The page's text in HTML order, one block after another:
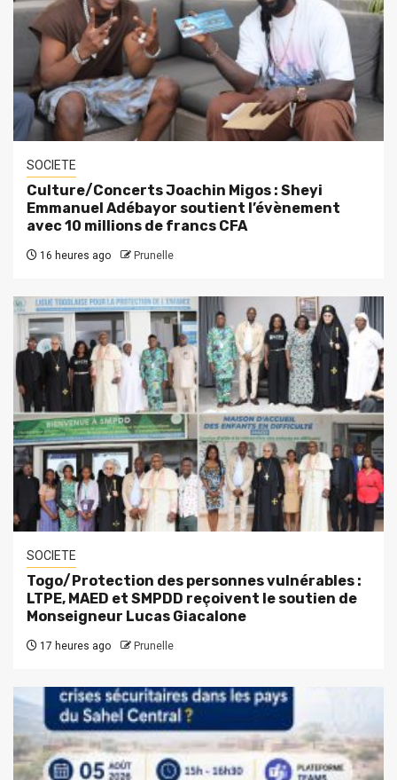
SOCIETE
Culture/Concerts Joachin Migos : Sheyi
Emmanuel Adébayor soutient l’évènement
avec 10 millions de francs CFA
16 heures ago Prunelle
SOCIETE
Togo/Protection des personnes vulnérables :
LTPE, MAED et SMPDD reçoivent le soutien de
Monseigneur Lucas Giacalone
17 heures ago Prunelle